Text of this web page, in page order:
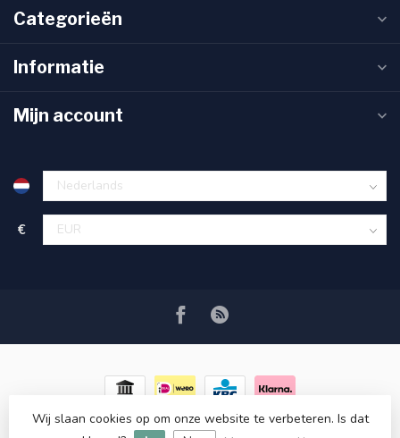
Categorieën
Informatie
Mijn account
€
© Copyright 2026 RC COSMETICS- Powered byLightspeed-
Wij slaan cookies op om onze website te verbeteren. Is dat